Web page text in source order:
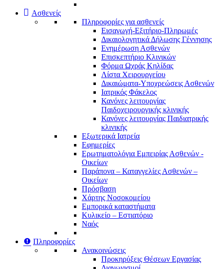
Ασθενείς
Πληροφορίες για ασθενείς
Εισαγωγή-Εξιτήριο-Πληρωμές
Δικαιολογητικά Δήλωσης Γέννησης
Ενημέρωση Ασθενών
Επισκεπτήριο Κλινικών
Φόρμα Ωχράς Κηλίδας
Λίστα Χειρουργείου
Δικαιώματα-Υποχρεώσεις Ασθενών
Ιατρικός Φάκελος
Κανόνες λειτουργίας
Παιδοχειρουργικής κλινικής
Κανόνες λειτουργίας Παιδιατρικής
κλινικής
Εξωτερικά Ιατρεία
Εφημερίες
Ερωτηματολόγια Εμπειρίας Ασθενών -
Οικείων
Παράπονα – Καταγγελίες Ασθενών –
Οικείων
Πρόσβαση
Χάρτης Νοσοκομείου
Εμπορικά καταστήματα
Κυλικείο – Εστιατόριο
Ναός
Πληροφορίες
Ανακοινώσεις
Προκηρύξεις Θέσεων Εργασίας